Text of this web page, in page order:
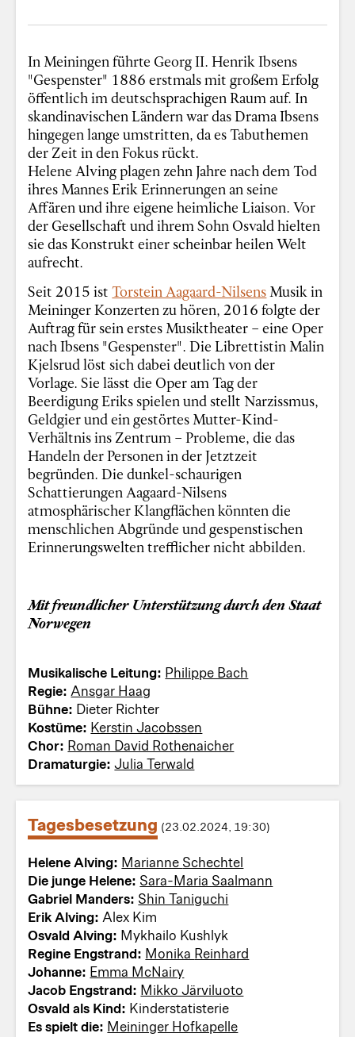
In Meiningen führte Georg II. Henrik Ibsens
"Gespenster" 1886 erstmals mit großem Erfolg
öffentlich im deutschsprachigen Raum auf. In
skandinavischen Ländern war das Drama Ibsens
hingegen lange umstritten, da es Tabuthemen
der Zeit in den Fokus rückt.
Helene Alving plagen zehn Jahre nach dem Tod
ihres Mannes Erik Erinnerungen an seine
Affären und ihre eigene heimliche Liaison. Vor
der Gesellschaft und ihrem Sohn Osvald hielten
sie das Konstrukt einer scheinbar heilen Welt
aufrecht.
Seit 2015 istTorstein Aagaard-NilsensMusik in
Meininger Konzerten zu hören, 2016 folgte der
Auftrag für sein erstes Musiktheater – eine Oper
nach Ibsens "Gespenster". Die Librettistin Malin
Kjelsrud löst sich dabei deutlich von der
Vorlage. Sie lässt die Oper am Tag der
Beerdigung Eriks spielen und stellt Narzissmus,
Geldgier und ein gestörtes Mutter-Kind-
Verhältnis ins Zentrum – Probleme, die das
Handeln der Personen in der Jetztzeit
begründen. Die dunkel-schaurigen
Schattierungen Aagaard-Nilsens
atmosphärischer Klangflächen könnten die
menschlichen Abgründe und gespenstischen
Erinnerungswelten trefflicher nicht abbilden.
Mit freundlicher Unterstützung durch den Staat
Norwegen
Musikalische Leitung: Philippe Bach
Regie:Ansgar Haag
Bühne: Dieter Richter
Kostüme: Kerstin Jacobssen
Chor: Roman David Rothenaicher
Dramaturgie:Julia Terwald
Tagesbesetzung (23.02.2024, 19:30)
Helene Alving:
Marianne Schechtel
Die junge Helene: Sara-Maria Saalmann
Gabriel Manders: Shin Taniguchi
Erik Alving:Alex Kim
Osvald Alving:
Mykhailo Kushlyk
Regine Engstrand:
Monika Reinhard
Johanne: Emma McNairy
Jacob Engstrand: Mikko Järviluoto
Osvald als Kind: Kinderstatisterie
Es spielt die: Meininger Hofkapelle